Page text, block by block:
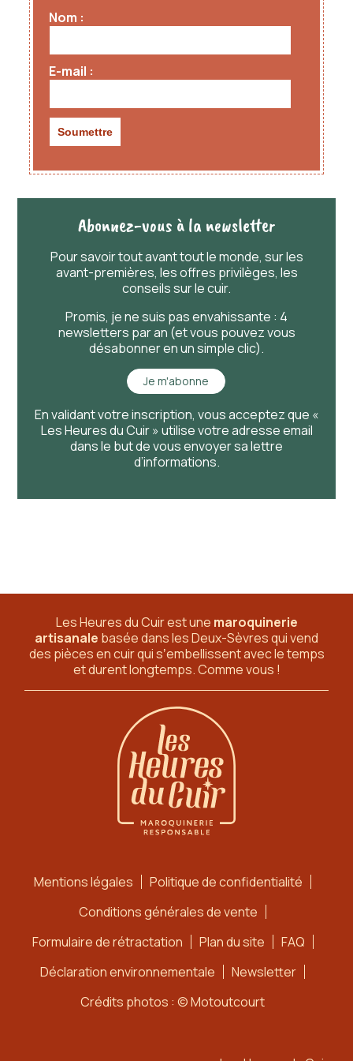
couleurs entre les photos et le rendu réel.
Nom
E-mail
Abonnez-vous à la newsletter
Pour savoirtoutavanttoutle monde, sur les
avant-premières, les offres privilèges, les
conseils sur le cuir.
Promis, je ne suis pas envahissante : 4
newsletters par an (et vous pouvez vous
désabonner en un simple clic).
Je m'abonne
En validant votre inscription, vous acceptez que «
Les Heures du Cuir » utilise votre adresse email
dans le but de vous envoyer sa lettre
d’informations.
Les Heures du Cuir est une maroquinerie
artisanale basée dans les Deux-Sèvresqui vend
des pièces en cuir qui sʼembellissent avec le temps
et durent longtemps. Comme vous !
Mentions légales
Politique de confidentialité
Conditions générales de vente
Formulaire de rétractation
Plan du site
FAQ
Déclaration environnementale
Newsletter
Crédits photos : © Motoutcourt